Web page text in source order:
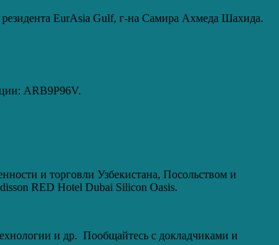
EurAsia Gulf, г-на Самира Ахмеда Шахида.
ARB9P96V.
и торговли Узбекистана, Посольством и
RED Hotel Dubai Silicon Oasis.
и др. Пообщайтесь с докладчиками и